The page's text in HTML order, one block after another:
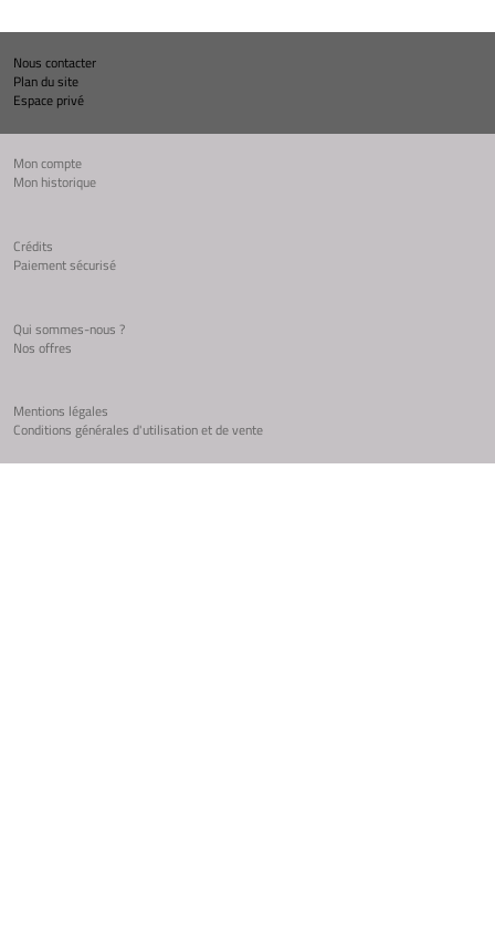
Nous contacter
Plan du site
Espace privé
Mon compte
Mon historique
Crédits
Paiement sécurisé
Qui sommes-nous ?
Nos offres
Mentions légales
Conditions générales d'utilisation et de vente